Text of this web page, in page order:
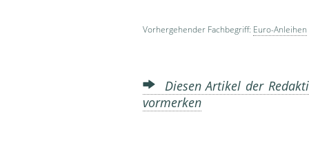
Vorhergehender Fachbegriff: Euro-Anleihen
Diesen Artikel der
vormerken